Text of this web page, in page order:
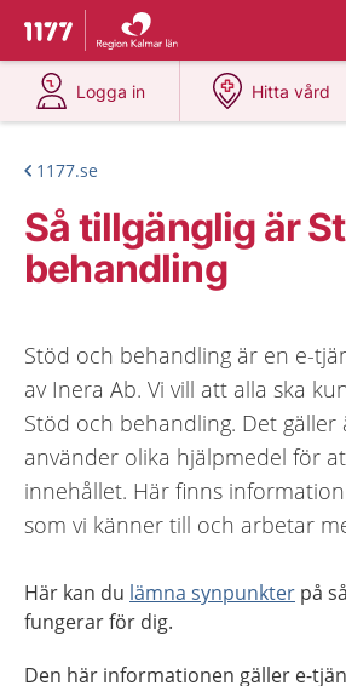
Till startsidan för 1177
Du har valt region
Logga in
på 1177.se
Hitta vård
på
1177.se
Så tillgänglig är
behandling
Stöd och behandling är en e-
av Inera Ab. Vi vill att alla ska
Stöd och behandling. Det gäller
använder olika hjälpmedel för
innehållet. Här finns
som vi känner till och arbetar
Här kan du lämna synpunkter på
fungerar för dig.
Den här informationen gäller e-